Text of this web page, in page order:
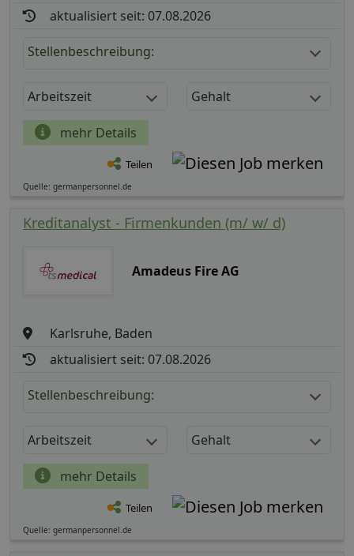
aktualisiert seit: 07.08.2026
Stellenbeschreibung:
Arbeitszeit Gehalt
mehr Details
Teilen
Quelle: germanpersonnel.de
Kreditanalyst - Firmenkunden (m/ w/ d)
Amadeus Fire AG
Karlsruhe, Baden
aktualisiert seit: 07.08.2026
Stellenbeschreibung:
Arbeitszeit Gehalt
mehr Details
Teilen
Quelle: germanpersonnel.de